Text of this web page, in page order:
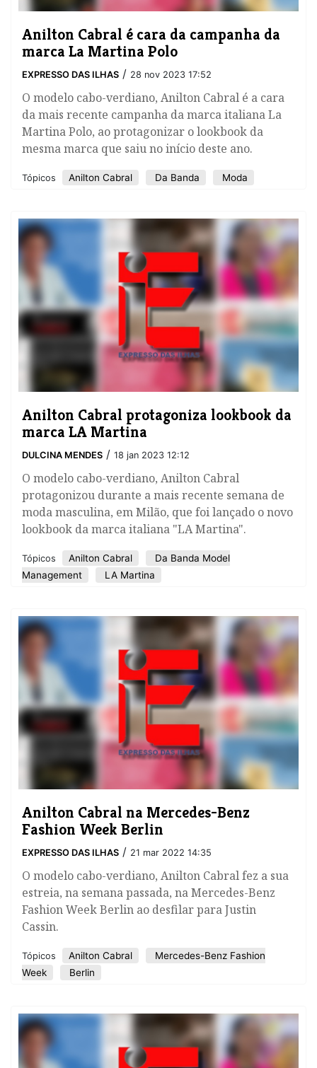
​Anilton Cabral é cara da campanha da
marca La Martina Polo
EXPRESSO DAS ILHAS / 28 nov 2023 17:52
O modelo cabo-verdiano, Anilton Cabral é a cara
da mais recente campanha da marca italiana La
Martina Polo, ao protagonizar o lookbook da
mesma marca que saiu no início deste ano.
Tópicos Anilton Cabral Da Banda Moda
​Anilton Cabral protagoniza lookbook da
marca LA Martina
DULCINA MENDES / 18 jan 2023 12:12
O modelo cabo-verdiano, Anilton Cabral
protagonizou durante a mais recente semana de
moda masculina, em Milão, que foi lançado o novo
lookbook da marca italiana "LA Martina".
Tópicos Anilton Cabral
Da Banda Model
Management
LA Martina
​Anilton Cabral na Mercedes-Benz
Fashion Week Berlin
EXPRESSO DAS ILHAS / 21 mar 2022 14:35
O modelo cabo-verdiano, Anilton Cabral fez a sua
estreia, na semana passada, na Mercedes-Benz
Fashion Week Berlin ao desfilar para Justin
Cassin.
Tópicos Anilton Cabral
Mercedes-Benz Fashion
Week
Berlin